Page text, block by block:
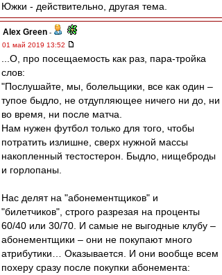
Южки - действительно, другая тема.
Alex Green -
01 май 2019 13:52
...О, про посещаемость как раз, пара-тройка
слов:
"Послушайте, мы, болельщики, все как один –
тупое быдло, не отдупляющее ничего ни до, ни
во время, ни после матча.
Нам нужен футбол только для того, чтобы
потратить излишне, сверх нужной массы
накопленный тестостерон. Быдло, нищеброды
и горлопаны.
Нас делят на "абонементщиков" и
"билетчиков", строго разрезая на проценты
60/40 или 30/70. И самые не выгодные клубу –
абонементщики – они не покупают много
атрибутики… Оказывается. И они вообще всем
похеру сразу после покупки абонемента: